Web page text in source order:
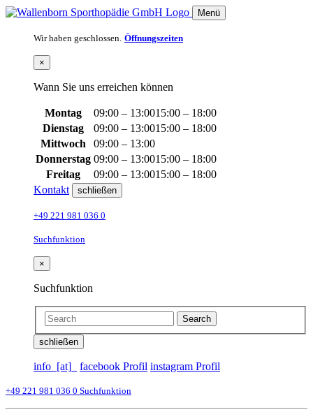
Menü
Wir haben geschlossen. Öffnungszeiten
×
Wann Sie uns erreichen können
Montag 09:00 – 13:0015:00 – 18:00
Dienstag
09:00 – 13:0015:00 – 18:00
Mittwoch
09:00 – 13:00
Donnerstag 09:00 – 13:0015:00 – 18:00
Freitag
09:00 – 13:0015:00 – 18:00
Kontakt
schließen
+49 221 981 036 0
Suchfunktion
×
Suchfunktion
Search
schließen
info_[at]_ facebook Profil instagram Profil
+49 221 981 036 0 Suchfunktion